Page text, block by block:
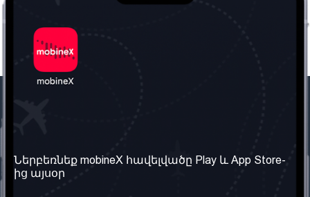
Մեր մասին
Մեր ծառայությունները
Պայմաններ և դրույթներ
Ներբեռնեք mobineX հավելվածը Play և App Store-
ից այսօր